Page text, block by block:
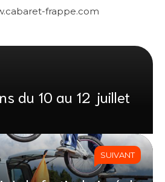
frappe.com
du 10 au 12 juillet
SUIVANT